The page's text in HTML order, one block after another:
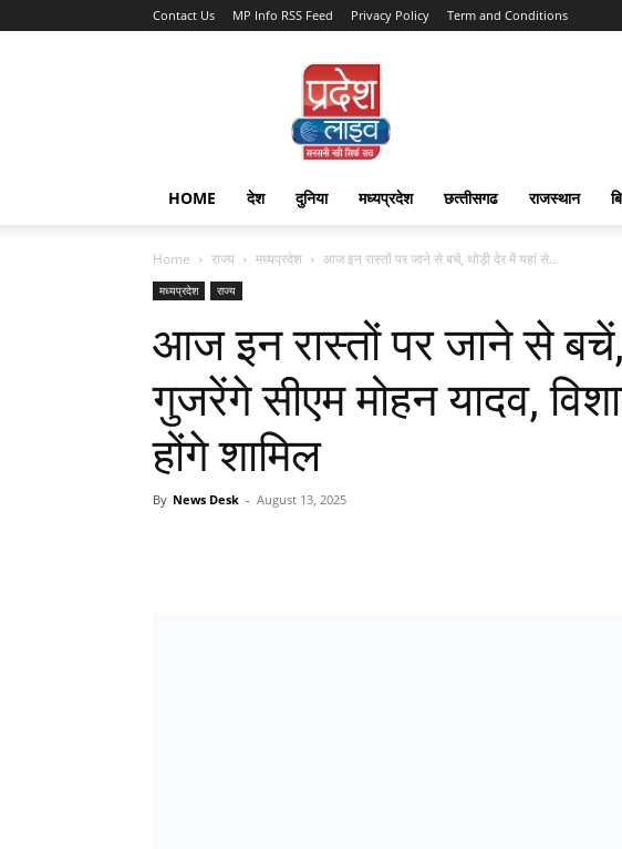
Contact Us MP Info RSS Feed Privacy Policy Term and Conditions
Pradesh
Live
HOME देश दुनिया मध्यप्रदेश छत्‍तीसगढ राजस्‍थान
Home राज्‍य मध्यप्रदेश आज इन रास्तों पर जाने से बचें, थोड़ी देर में यहां से...
मध्यप्रदेश राज्‍य
आज इन रास्तों पर जाने से
गुजरेंगे सीएम मोहन यादव,
होंगे शामिल
By News Desk - August 13, 2025